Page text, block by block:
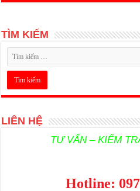
TÌM KIẾM
LIÊN HỆ
TƯ VẤN – KIỂM
Hotline: